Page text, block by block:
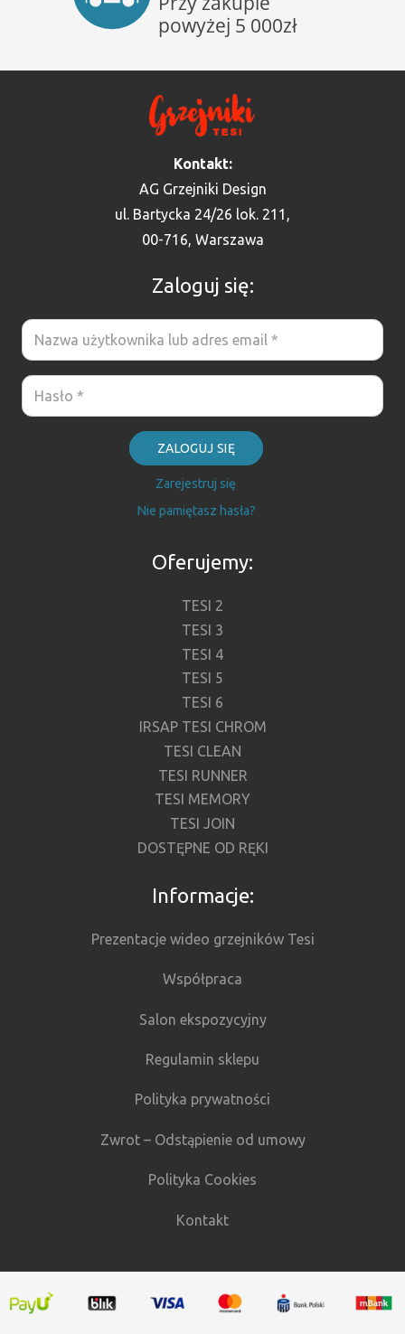
Kontakt:
AG Grzejniki Design
ul. Bartycka 24/26 lok. 211,
00-716, Warszawa
Zaloguj się:
ZALOGUJ SIĘ
Zarejestruj się
Nie pamiętasz hasła?
Oferujemy:
TESI 2
TESI 3
TESI 4
TESI 5
TESI 6
IRSAP TESI CHROM
TESI CLEAN
TESI RUNNER
TESI MEMORY
TESI JOIN
DOSTĘPNE OD RĘKI
Informacje:
Prezentacje wideo grzejników Tesi
Współpraca
Salon ekspozycyjny
Regulamin sklepu
Polityka prywatności
Zwrot – Odstąpienie od umowy
Polityka Cookies
Kontakt